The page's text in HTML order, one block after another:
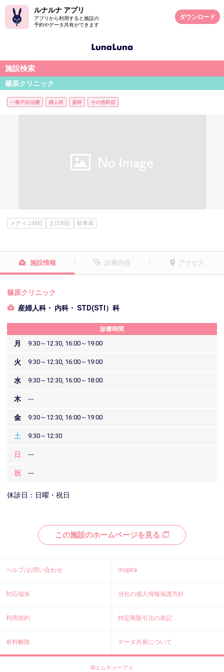
ルナルナ アプリ
アプリから利用すると施設の
予約やデータ共有ができます
ダウンロード
施設検索
篠原クリニック
一般不妊治療 婦人科 産科 その他科目
メディコ対応 土日対応 駐車場
施設情報 診療内容 アクセス
篠原クリニック
産婦人科・ 内科・ STD(STI）科
診療時間
月 9:30～12:30, 16:00～19:00
火 9:30～12:30, 16:00～19:00
水 9:30～12:30, 16:00～18:00
木 ---
金 9:30～12:30, 16:00～19:00
土 9:30～12:30
日 ---
祝 ---
休診日：日曜・祝日
この施設のホームページを見る
ヘルプ/お問い合わせ mopita
対応端末 当社の個人情報保護方針
利用規約 特定商取引法の表記
有料解除 データ共有について
©エムティーアイ